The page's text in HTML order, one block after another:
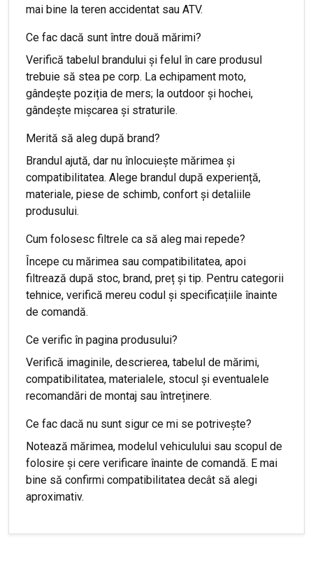
mai bine la teren accidentat sau ATV.
Ce fac dacă sunt între două mărimi?
Verifică tabelul brandului și felul în care produsul
trebuie să stea pe corp. La echipament moto,
gândește poziția de mers; la outdoor și hochei,
gândește mișcarea și straturile.
Merită să aleg după brand?
Brandul ajută, dar nu înlocuiește mărimea și
compatibilitatea. Alege brandul după experiență,
materiale, piese de schimb, confort și detaliile
produsului.
Cum folosesc filtrele ca să aleg mai repede?
Începe cu mărimea sau compatibilitatea, apoi
filtrează după stoc, brand, preț și tip. Pentru categorii
tehnice, verifică mereu codul și specificațiile înainte
de comandă.
Ce verific în pagina produsului?
Verifică imaginile, descrierea, tabelul de mărimi,
compatibilitatea, materialele, stocul și eventualele
recomandări de montaj sau întreținere.
Ce fac dacă nu sunt sigur ce mi se potrivește?
Notează mărimea, modelul vehiculului sau scopul de
folosire și cere verificare înainte de comandă. E mai
bine să confirmi compatibilitatea decât să alegi
aproximativ.